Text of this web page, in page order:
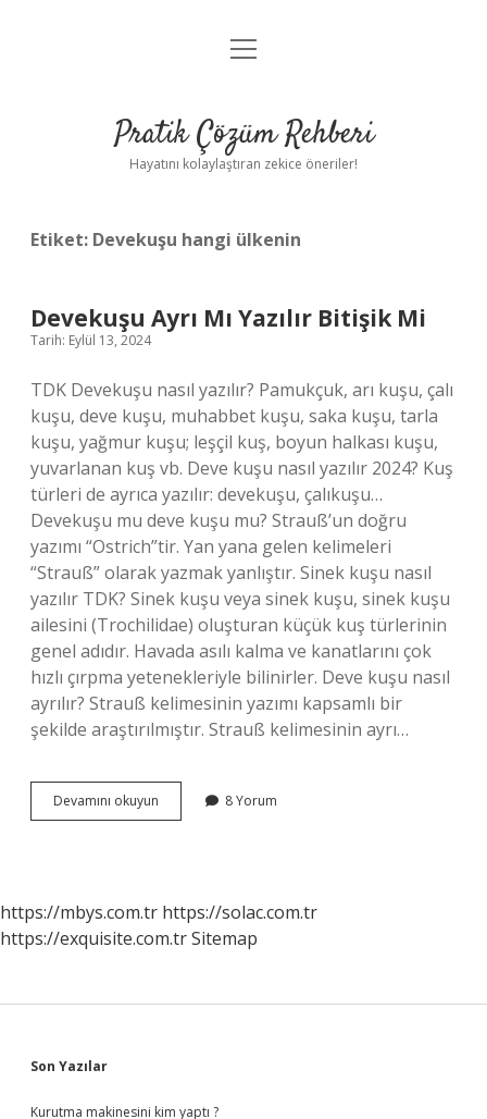
Anasayfa
Yasal Uyarı
menüyü
Pratik Çözüm Rehberi
Hayatını kolaylaştıran zekice öneriler!
Etiket: Devekuşu hangi ülkenin
Devekuşu Ayrı Mı Yazılır Bitişik Mi
Tarih: Eylül 13, 2024
TDK Devekuşu nasıl yazılır? Pamukçuk, arı kuşu, çalı
kuşu, deve kuşu, muhabbet kuşu, saka kuşu, tarla
kuşu, yağmur kuşu; leşçil kuş, boyun halkası kuşu,
yuvarlanan kuş vb. Deve kuşu nasıl yazılır 2024? Kuş
türleri de ayrıca yazılır: devekuşu, çalıkuşu…
Devekuşu mu deve kuşu mu? Strauß’un doğru
yazımı “Ostrich”tir. Yan yana gelen kelimeleri
“Strauß” olarak yazmak yanlıştır. Sinek kuşu nasıl
yazılır TDK? Sinek kuşu veya sinek kuşu, sinek kuşu
ailesini (Trochilidae) oluşturan küçük kuş türlerinin
genel adıdır. Havada asılı kalma ve kanatlarını çok
hızlı çırpma yetenekleriyle bilinirler. Deve kuşu nasıl
ayrılır? Strauß kelimesinin yazımı kapsamlı bir
şekilde araştırılmıştır. Strauß kelimesinin ayrı…
Devamını okuyun Devekuşu
Ayrı
8 Yorum
https://mbys.com.tr https://solac.com.tr
https://exquisite.com.trSitemap
Sidebar
Son Yazılar
Kurutma makinesini kim yaptı ?